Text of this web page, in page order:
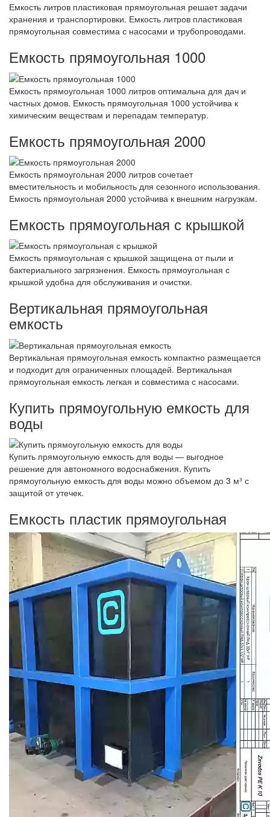
Емкость литров пластиковая прямоугольная решает задачи
хранения и транспортировки. Емкость литров пластиковая
прямоугольная совместима с насосами и трубопроводами.
Емкость прямоугольная 1000
Емкость прямоугольная 1000 литров оптимальна для дач и
частных домов. Емкость прямоугольная 1000 устойчива к
химическим веществам и перепадам температур.
Емкость прямоугольная 2000
Емкость прямоугольная 2000 литров сочетает
вместительность и мобильность для сезонного использования.
Емкость прямоугольная 2000 устойчива к внешним нагрузкам.
Емкость прямоугольная с крышкой
Емкость прямоугольная с крышкой защищена от пыли и
бактериального загрязнения. Емкость прямоугольная с
крышкой удобна для обслуживания и очистки.
Вертикальная прямоугольная
емкость
Вертикальная прямоугольная емкость компактно размещается
и подходит для ограниченных площадей. Вертикальная
прямоугольная емкость легкая и совместима с насосами.
Купить прямоугольную емкость для
воды
Купить прямоугольную емкость для воды — выгодное
решение для автономного водоснабжения. Купить
прямоугольную емкость для воды можно объемом до 3 м³ с
защитой от утечек.
Емкость пластик прямоугольная